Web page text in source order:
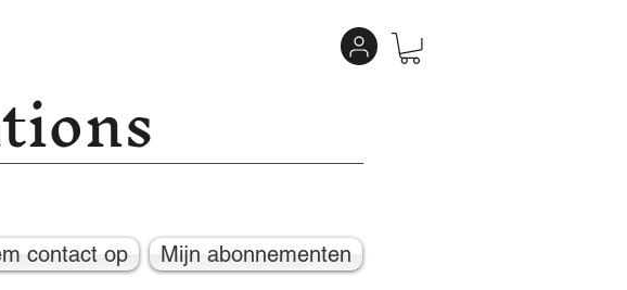
contact op Mijn abonnementen